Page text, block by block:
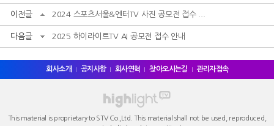
이전글 2024 스포츠서울&엔터TV 사진 공모전 접수 ...
다음글 2025 하이라이트TV AI 공모전 접수 안내
회사소개 공지사항 회사연혁 찾아오시는길 관리자접속
This material is proprietary to STV Co.,Ltd. This material shall not be used, reproduced,